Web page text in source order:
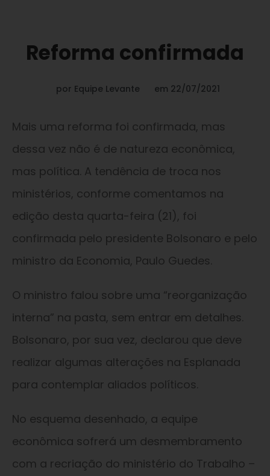
Reforma confirmada
por Equipe Levante em 22/07/2021
Mais uma reforma foi confirmada, mas
dessa vez não é de natureza econômica,
mas política. A tendência de troca nos
ministérios, conforme comentamos na
edição desta quarta-feira (21), foi
confirmada pelo presidente Bolsonaro e pelo
ministro da Economia, Paulo Guedes.
O ministro falou sobre uma “reorganização
interna” na pasta, sem entrar em detalhes.
Bolsonaro, por sua vez, declarou que deve
realizar algumas alterações na Esplanada
para contemplar aliados políticos.
No esquema desenhado, a equipe
econômica sofrerá um desmembramento
com a recriação do ministério do Trabalho –